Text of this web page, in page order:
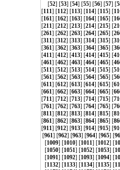
[52] [53] [54] [55] [56] [57] [
[111] [112] [113] [114] [115] [
[161] [162] [163] [164] [165] [
[211] [212] [213] [214] [215] [
[261] [262] [263] [264] [265] [
[311] [312] [313] [314] [315] [
[361] [362] [363] [364] [365] [
[411] [412] [413] [414] [415] [
[461] [462] [463] [464] [465] [
[511] [512] [513] [514] [515] [
[561] [562] [563] [564] [565] [
[611] [612] [613] [614] [615] [
[661] [662] [663] [664] [665] [
[711] [712] [713] [714] [715] [
[761] [762] [763] [764] [765] [
[811] [812] [813] [814] [815] [
[861] [862] [863] [864] [865] [
[911] [912] [913] [914] [915] [
[961] [962] [963] [964] [965] [
[1009] [1010] [1011] [1012] [
[1050] [1051] [1052] [1053] [
[1091] [1092] [1093] [1094] [
[1132] [1133] [1134] [1135] [